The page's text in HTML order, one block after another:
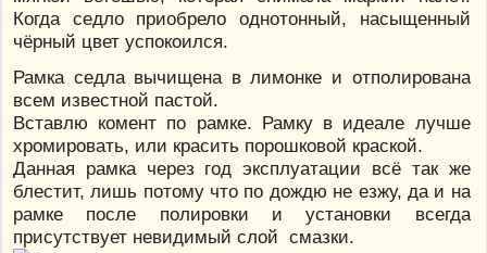
Когда седло приобрело однотонный, насыщенный
чёрный цвет успокоился.
Рамка седла вычищена в лимонке и отполирована
всем известной пастой.
Вставлю комент по рамке. Рамку в идеале лучше
хромировать, или красить порошковой краской.
Данная рамка через год эксплуатации всё так же
блестит, лишь потому что по дождю не езжу, да и на
рамке после полировки и установки всегда
присутствует невидимый слой смазки.